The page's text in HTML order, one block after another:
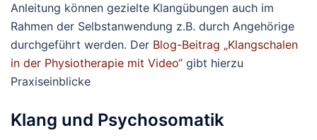
Anleitung können gezielte Klangübungen auch im
Rahmen der Selbstanwendung z.B. durch Angehörige
durchgeführt werden. Der Blog-Beitrag „Klangschalen
in der Physiotherapie mit Video“ gibt hierzu
Praxiseinblicke
Klang und Psychosomatik